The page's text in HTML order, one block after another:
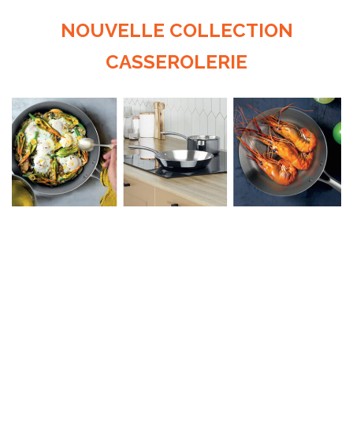
NOUVELLE COLLECTION
CASSEROLERIE